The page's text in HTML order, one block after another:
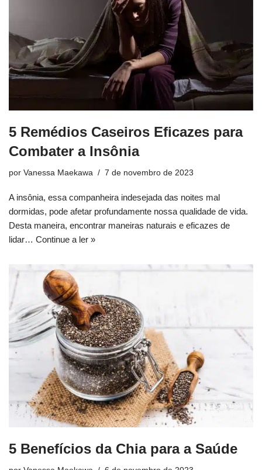
5 Remédios Caseiros Eficazes para
Combater a Insônia
por Vanessa Maekawa 7 de novembro de 2023
A insônia, essa companheira indesejada das noites mal
dormidas, pode afetar profundamente nossa qualidade de vida.
Desta maneira, encontrar maneiras naturais e eficazes de
lidar… Continue a ler »
5 Benefícios da Chia para a Saúde